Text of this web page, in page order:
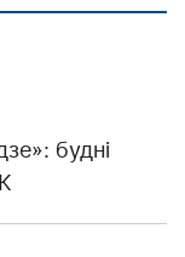
будні